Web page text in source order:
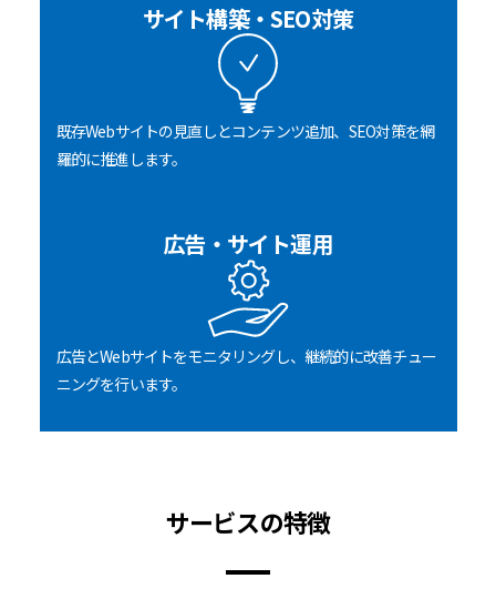
サイト構築・SEO対策
既存Webサイトの見直しとコンテンツ追加、SEO対策を網
羅的に推進します。
広告・サイト運用
広告とWebサイトをモニタリングし、継続的に改善チュー
ニングを行います。
サービスの特徴